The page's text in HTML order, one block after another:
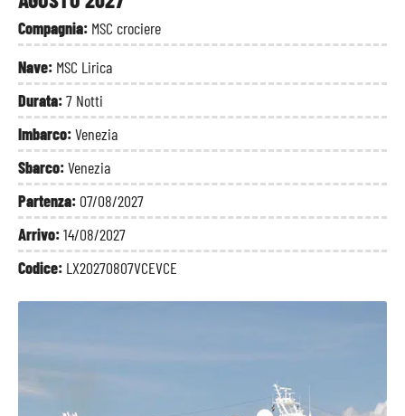
Compagnia: MSC crociere
Nave: MSC Lirica
Durata:7 Notti
Imbarco:Venezia
Sbarco:Venezia
Partenza: 07/08/2027
Arrivo:14/08/2027
Codice: LX20270807VCEVCE